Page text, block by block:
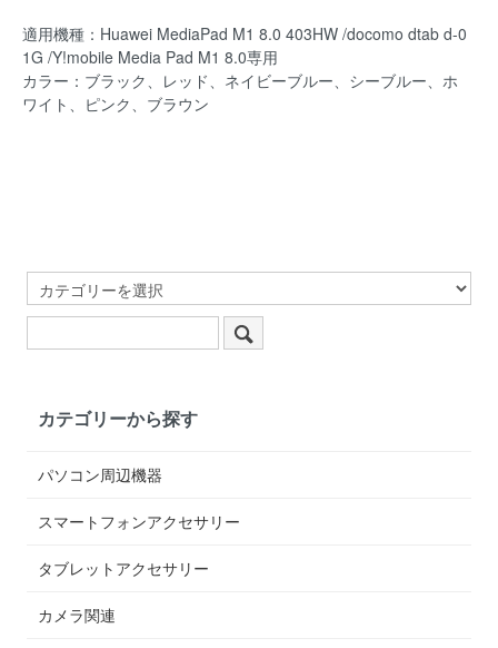
適用機種：Huawei MediaPad M1 8.0 403HW /docomo dtab d-0
1G /Y!mobile Media Pad M1 8.0専用
カラー：ブラック、レッド、ネイビーブルー、シーブルー、ホ
ワイト、ピンク、ブラウン
カテゴリーから探す
パソコン周辺機器
スマートフォンアクセサリー
タブレットアクセサリー
カメラ関連